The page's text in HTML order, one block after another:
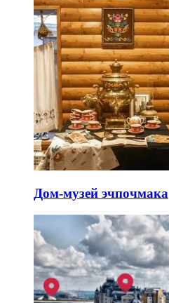
Дом-музей эчпочмака